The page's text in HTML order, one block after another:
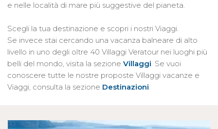
e nelle località di mare più suggestive del pianeta.
Scegli la tua destinazione e scopri i nostri Viaggi.
Se invece stai cercando una vacanza balneare di alto
livello in uno degli oltre 40 Villaggi Veratour nei luoghi più
belli del mondo, visita la sezione Villaggi. Se vuoi
conoscere tutte le nostre proposte Villaggi vacanze e
Viaggi, consulta la sezione Destinazioni.